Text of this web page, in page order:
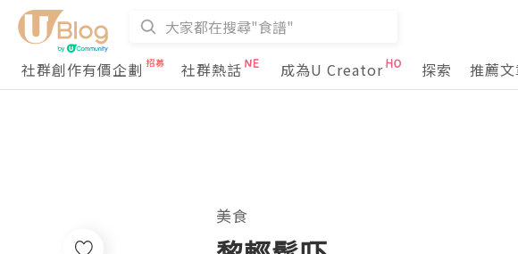
社群創作有價企劃 社群熱話 成為U Creator 探索 推薦
美食